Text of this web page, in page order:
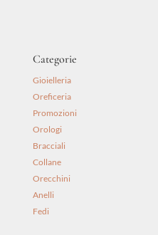
Categorie
Gioielleria
Oreficeria
Promozioni
Orologi
Bracciali
Collane
Orecchini
Anelli
Fedi